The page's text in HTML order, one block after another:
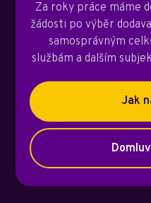
Za roky práce máme
žádosti po výběr
samosprávným
službám a dalším
Jak